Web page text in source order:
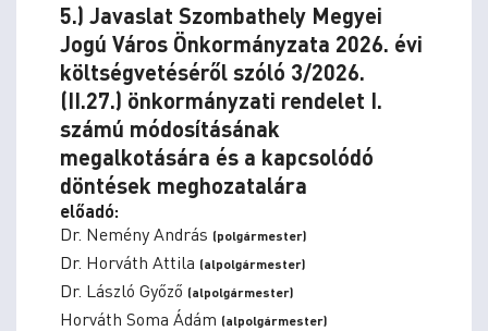
5.) Javaslat Szombathely Megyei
Jogú Város Önkormányzata 2026. évi
költségvetéséről szóló 3/2026.
(II.27.) önkormányzati rendelet I.
számú módosításának
megalkotására és a kapcsolódó
döntések meghozatalára
előadó:
Dr. Nemény András (polgármester)
Dr. Horváth Attila (alpolgármester)
Dr. László Győző (alpolgármester)
Horváth Soma Ádám (alpolgármester)